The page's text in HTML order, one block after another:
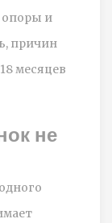
опоры и
причин
месяцев
не